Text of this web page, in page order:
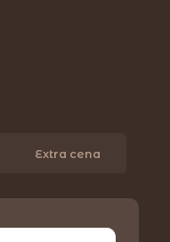
Extra cena